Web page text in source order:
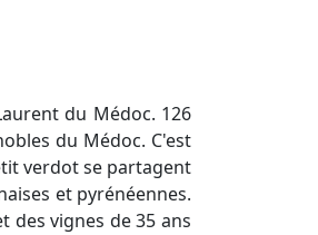
du Médoc. 126
du Médoc. C'est
verdot se partagent
et pyrénéennes.
des vignes de 35 ans